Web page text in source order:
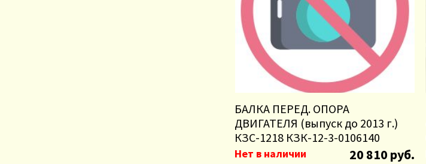
БАЛКА ПЕРЕД. ОПОРА
ДВИГАТЕЛЯ (выпуск до 2013 г.)
КЗС-1218 КЗК-12-3-0106140
Нет в наличии 20 810 руб.